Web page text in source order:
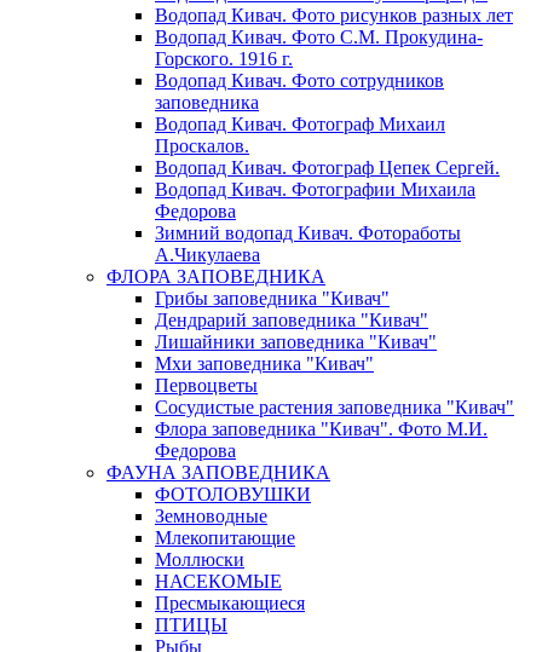
Водопад Кивач. Фото рисунков разных лет
Водопад Кивач. Фото С.М. Прокудина-
Горского. 1916 г.
Водопад Кивач. Фото сотрудников
заповедника
Водопад Кивач. Фотограф Михаил
Проскалов.
Водопад Кивач. Фотограф Цепек Сергей.
Водопад Кивач. Фотографии Михаила
Федорова
Зимний водопад Кивач. Фотоработы
А.Чикулаева
ФЛОРА ЗАПОВЕДНИКА
Грибы заповедника "Кивач"
Дендрарий заповедника "Кивач"
Лишайники заповедника "Кивач"
Мхи заповедника "Кивач"
Первоцветы
Сосудистые растения заповедника "Кивач"
Флора заповедника "Кивач". Фото М.И.
Федорова
ФАУНА ЗАПОВЕДНИКА
ФОТОЛОВУШКИ
Земноводные
Млекопитающие
Моллюски
НАСЕКОМЫЕ
Пресмыкающиеся
ПТИЦЫ
Рыбы